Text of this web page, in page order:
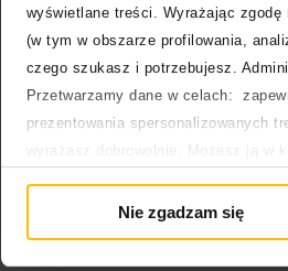
wyświetlane treści. Wyrażając
(w tym w obszarze profilowania,
czego szukasz i potrzebujesz.
Przetwarzamy dane w celach:
prezentowania spersonalizowanych
Polityka prywatności
Nie zgadzam się